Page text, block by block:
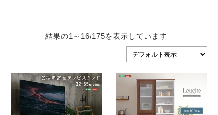
結果の1～16/175を表示しています